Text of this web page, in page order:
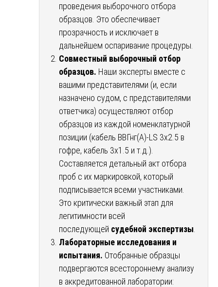
проведения выборочного отбора
образцов. Это обеспечивает
прозрачность и исключает в
дальнейшем оспаривание процедуры.
Совместный выборочный отбор
образцов. Наши эксперты вместе с
вашими представителями (и, если
назначено судом, с представителями
ответчика) осуществляют отбор
образцов из каждой номенклатурной
позиции (кабель ВВГнг(А)-LS 3х2.5 в
гофре, кабель 3х1.5 и т.д.).
Составляется детальный акт отбора
проб с их маркировкой, который
подписывается всеми участниками.
Это критически важный этап для
легитимности всей
последующей судебной экспертизы
Лабораторные исследования и
испытания. Отобранные образцы
подвергаются всестороннему анализу
в аккредитованной лаборатории: